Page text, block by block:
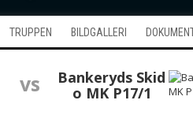
TRUPPEN BILDGALLERI
vs
Bankeryds Skid
o MK P17/1